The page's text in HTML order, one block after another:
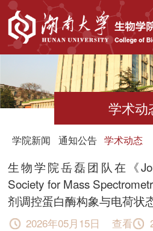
学术动
学院新闻 通知公告 学术动态
生物学院岳磊团队在《
Society for Mass
剂调控蛋白酶构象与电荷状
2026年05月15日 查看